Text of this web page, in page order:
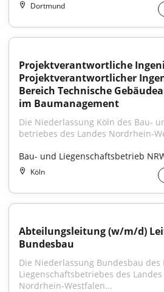
Dortmund
Projektverantwortliche
Projektverantwortlicher
Bereich Technische
im Baumanagement
Die Niederlassung Köln des Bau-
betriebes des Landes
Bau- und Liegenschaftsbetrieb
Köln
Abteilungsleitung (w/m/d)
Bundesbau
Die Niederlassung Bundesbau des
Liegenschafts­betriebes des Landes
Nordrhein‑Westfalen...